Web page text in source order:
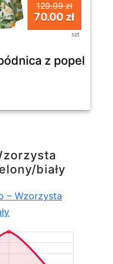
129.99 zł
70.00 zł
szt
z popeliny-
biały
– Wzorzysta